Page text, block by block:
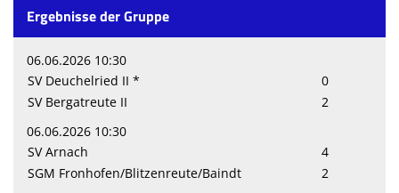
Ergebnisse der Gruppe
06.06.2026 10:30
SV Deuchelried II *
0
SV Bergatreute II
2
06.06.2026 10:30
SV Arnach
4
SGM Fronhofen/Blitzenreute/Baindt
2